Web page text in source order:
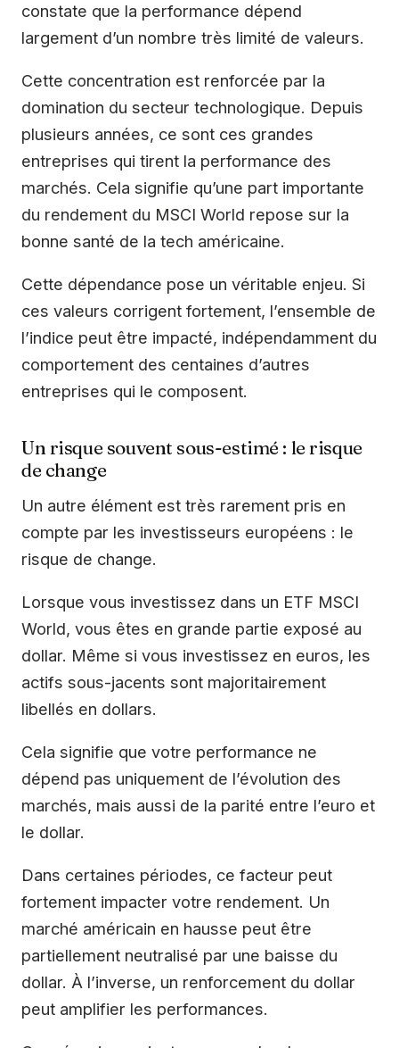
constate que la performance dépend
largement d’un nombre très limité de valeurs.
Cette concentration est renforcée par la
domination du secteur technologique. Depuis
plusieurs années, ce sont ces grandes
entreprises qui tirent la performance des
marchés. Cela signifie qu’une part importante
du rendement du MSCI World repose sur la
bonne santé de la tech américaine.
Cette dépendance pose un véritable enjeu. Si
ces valeurs corrigent fortement, l’ensemble de
l’indice peut être impacté, indépendamment du
comportement des centaines d’autres
entreprises qui le composent.
Un risque souvent sous-estimé : le risque
de change
Un autre élément est très rarement pris en
compte par les investisseurs européens : le
risque de change.
Lorsque vous investissez dans un ETF MSCI
World, vous êtes en grande partie exposé au
dollar. Même si vous investissez en euros, les
actifs sous-jacents sont majoritairement
libellés en dollars.
Cela signifie que votre performance ne
dépend pas uniquement de l’évolution des
marchés, mais aussi de la parité entre l’euro et
le dollar.
Dans certaines périodes, ce facteur peut
fortement impacter votre rendement. Un
marché américain en hausse peut être
partiellement neutralisé par une baisse du
dollar. À l’inverse, un renforcement du dollar
peut amplifier les performances.